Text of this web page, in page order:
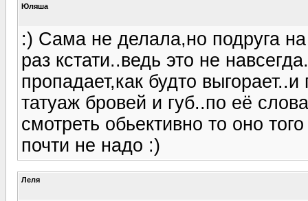
Юляша
:) Сама не делала,но подруга
раз кстати..ведь это не
пропадает,как будто
татуаж бровей и губ..по её
смотреть обьективно то оно
почти не надо :)
Леля